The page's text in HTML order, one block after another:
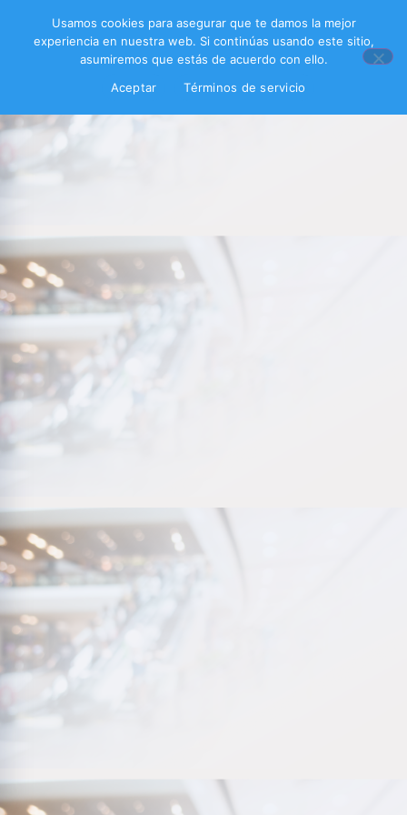
Usamos cookies para asegurar que te damos la mejor
experiencia en nuestra web. Si continúas usando este sitio,
asumiremos que estás de acuerdo con ello.
Aceptar
Términos de servicio